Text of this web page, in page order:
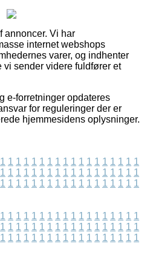
annoncer. Vi har
internet webshops
varer, og indhenter
sender videre fuldfører et
e-forretninger opdateres
for reguleringer der er
hjemmesidens oplysninger.
1 1 1 1 1 1 1 1 1 1 1 1 1 1 1 1 1 1
1 1 1 1 1 1 1 1 1 1 1 1 1 1 1 1 1 1
1 1 1 1 1 1 1 1 1 1 1 1 1 1 1 1 1 1
1 1 1 1 1 1 1 1 1 1 1 1 1 1 1 1 1 1
1 1 1 1 1 1 1 1 1 1 1 1 1 1 1 1 1 1
1 1 1 1 1 1 1 1 1 1 1 1 1 1 1 1 1 1